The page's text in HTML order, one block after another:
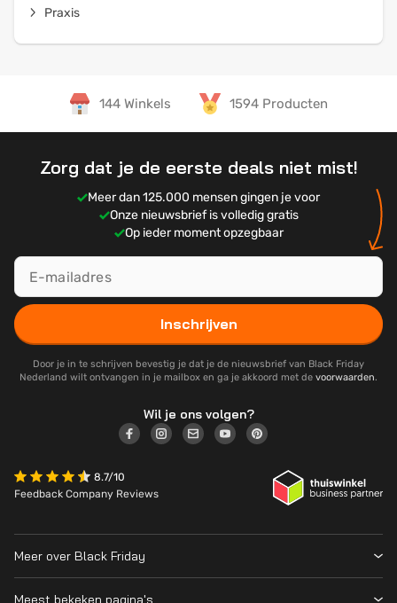
Praxis
144 Winkels 1594 Producten
Zorg dat je de eerste deals niet mist!
Meer dan 125.000 mensen gingen je voor
Onze nieuwsbrief is volledig gratis
Op ieder moment opzegbaar
Inschrijven
Door je in te schrijven bevestig je dat je de nieuwsbrief van Black Friday
Nederland wilt ontvangen in je mailbox en ga je akkoord met de voorwaarden.
Wil je ons volgen?
8.7/10
Feedback Company Reviews
Meer over Black Friday
Meest bekeken pagina's